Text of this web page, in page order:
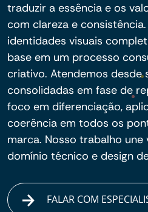
traduzir a essência e os
com clareza e
identidades visuais
base em um processo
criativo. Atendemos desde
consolidadas em fase de
foco em diferenciação,
coerência em todos os
marca. Nosso trabalho une
domínio técnico e design
FALAR COM